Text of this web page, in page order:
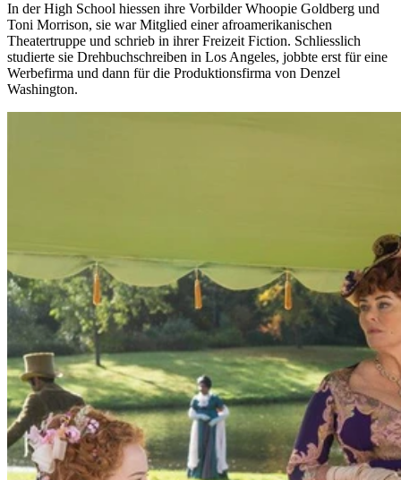
In der High School hiessen ihre Vorbilder Whoopie Goldberg und
Toni Morrison, sie war Mitglied einer afroamerikanischen
Theatertruppe und schrieb in ihrer Freizeit Fiction. Schliesslich
studierte sie Drehbuchschreiben in Los Angeles, jobbte erst für eine
Werbefirma und dann für die Produktionsfirma von Denzel
Washington.